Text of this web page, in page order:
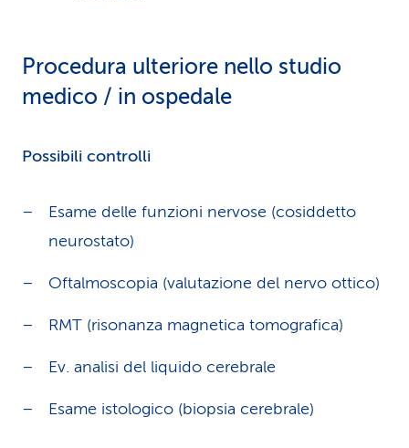
Procedura ulteriore nello studio
medico / in ospedale
Possibili controlli
Esame delle funzioni nervose (cosiddetto
neurostato)
Oftalmoscopia (valutazione del nervo ottico)
RMT (risonanza magnetica tomografica)
Ev. analisi del liquido cerebrale
Esame istologico (biopsia cerebrale)